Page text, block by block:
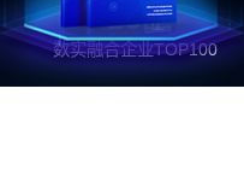
26位
数实融合企业TOP100